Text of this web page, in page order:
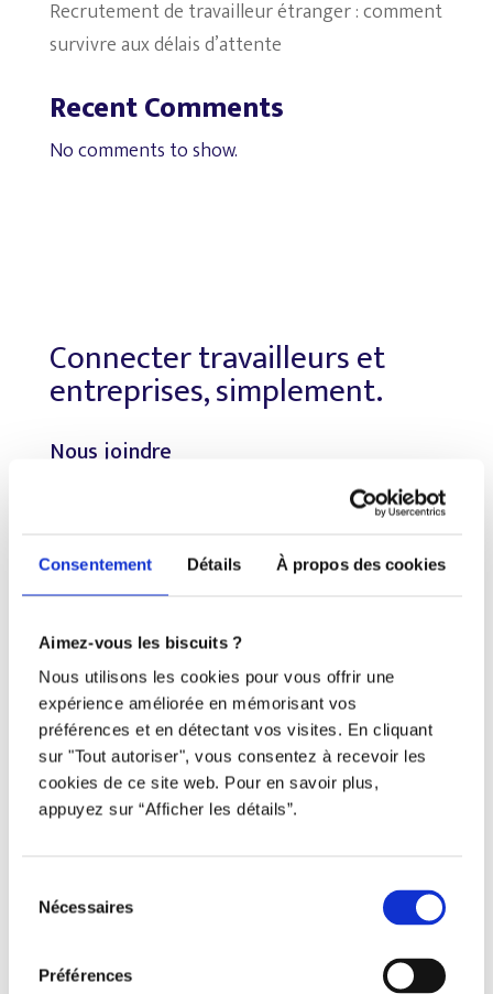
Consentement Détails À propos des cookies
Aimez-vous les biscuits ?
Nous utilisons les cookies pour vous offrir une
expérience améliorée en mémorisant vos
préférences et en détectant vos visites. En cliquant
sur "Tout autoriser", vous consentez à recevoir les
cookies de ce site web. Pour en savoir plus,
appuyez sur “Afficher les détails”.
Nécessaires
Préférences
Recrutement de travailleur étranger : comment
survivre aux délais d’attente
Recent Comments
No comments to show.
Connecter travailleurs et
entreprises, simplement.
Nous joindre
Email
info@djob.co
Liens utiles
S’inscrire
À propos
Restez à l’affût !